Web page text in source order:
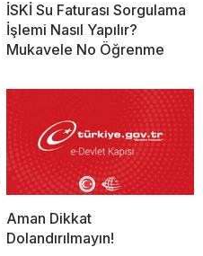
İSKİ Su Faturası Sorgulama
İşlemi Nasıl Yapılır?
Mukavele No Öğrenme
Aman Dikkat
Dolandırılmayın!